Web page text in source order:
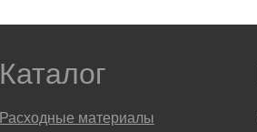
Каталог
Расходные материалы